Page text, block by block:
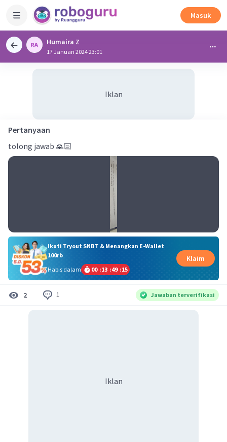
Masuk
Humaira Z
17 Januari 2024 23:01
Iklan
Pertanyaan
tolong jawab 🙏🏻
Ikuti Tryout SNBT & Menangkan E-Wallet
100rb
Habis dalam
00 :13 :49 :15
Klaim
2 1 Jawaban terverifikasi
Iklan